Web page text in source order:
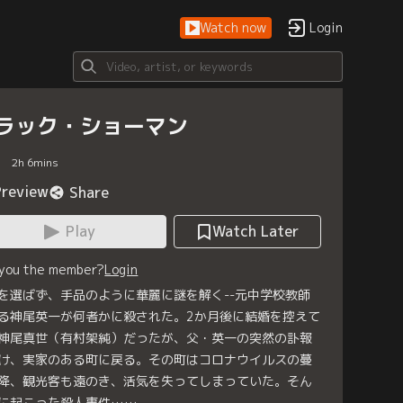
Watch now Login
ック・ショーマン
2h 6mins
Share
Play
Watch Later
the member?Login
選ばず、手品のように華麗に謎を解く--元中学校教師
神尾英一が何者かに殺された。2か月後に結婚を控えて
尾真世（有村架純）だったが、父・英一の突然の訃報
、実家のある町に戻る。その町はコロナウイルスの蔓
、観光客も遠のき、活気を失ってしまっていた。そん